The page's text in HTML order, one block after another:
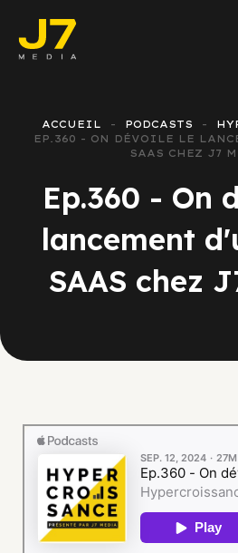
ACCUEIL PODCASTS
EP.360 - ON DÉVOILE LE
SAAS CHEZ J7
Ep.360 - On
lancement
SAAS chez